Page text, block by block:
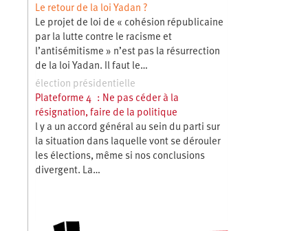
Le retour de la loi Yadan ?
Le projet de loi de « cohésion républicaine
par la lutte contre le racisme et
l’antisémitisme » n’est pas la résurrection
de la loi Yadan. Il faut le…
élection présidentielle
Plateforme 4 : Ne pas céder à la
résignation, faire de la politique
l y a un accord général au sein du parti sur
la situation dans laquelle vont se dérouler
les élections, même si nos conclusions
divergent. La…